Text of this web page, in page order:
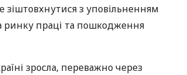
зіштовхнутися з уповільненням
ринку праці та пошкодження
зросла, переважно через